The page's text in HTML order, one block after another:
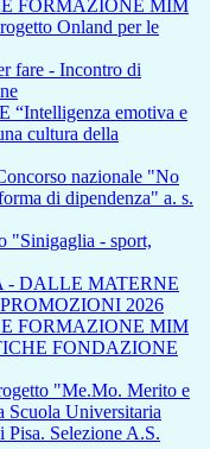
FORMAZIONE MIM
Onland per le
fare - Incontro di
“Intelligenza emotiva e
cultura della
nazionale "No
di dipendenza" a. s.
"Sinigaglia - sport,
- DALLE MATERNE
2026
FORMAZIONE MIM
FONDAZIONE
"Me.Mo. Merito e
Scuola Universitaria
Pisa. Selezione A.S.